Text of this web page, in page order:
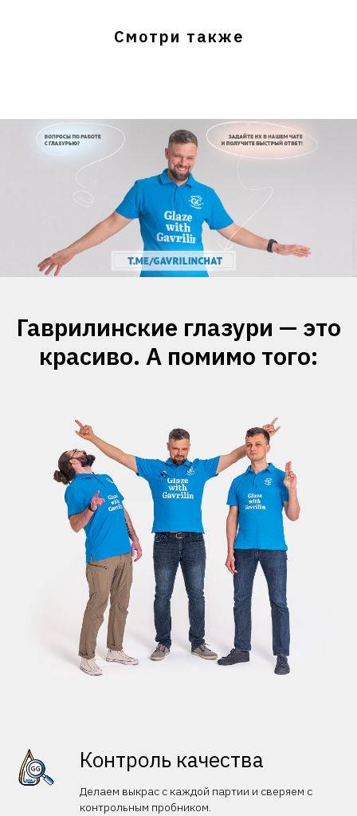
Смотри также
Гаврилинские глазури — это
красиво. А помимо того:
Контроль качества
Делаем выкрас с каждой партии и сверяем с
контрольным пробником.